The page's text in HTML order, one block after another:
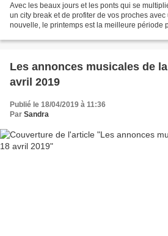
Avec les beaux jours et les ponts qui se
un city break et de profiter de vos proches
nouvelle, le printemps est la meilleure période
Les annonces musicales de
avril 2019
Publié le 18/04/2019 à 11:36
Par Sandra